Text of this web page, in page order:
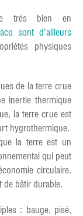
très bien en
sont d’ailleurs
physiques
de la terre crue
inertie thermique
la terre crue est
hygrothermique.
la terre est un
qui peut
circulaire.
de bâtir durable.
: bauge, pisé,